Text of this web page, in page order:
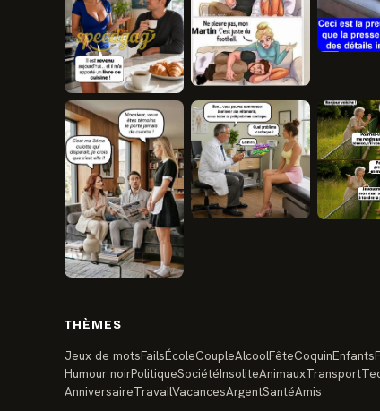
THÈMES
Jeux de motsFailsÉcoleCoupleAlcoolFêteCoquinEnfants
Humour noirPolitiqueSociétéInsoliteAnimauxTransport
AnniversaireTravailVacancesArgentSantéAmis